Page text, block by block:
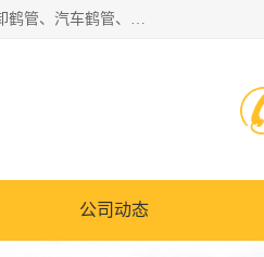
江苏国胜石化装备科技有限公司生产的产品广泛的应用于石油、石化等行业中，产品种类齐全，其中包括装卸鹤管、汽车鹤管、火车鹤管、装车鹤管、卸车鹤管、上装鹤管、下装鹤管、lng鹤管、发油鹤管、液氨鹤管、液化气鹤管等，我们生产的产品质量上乘，价格实惠，服务好，买鹤管就到国胜石化装备！
公司动态